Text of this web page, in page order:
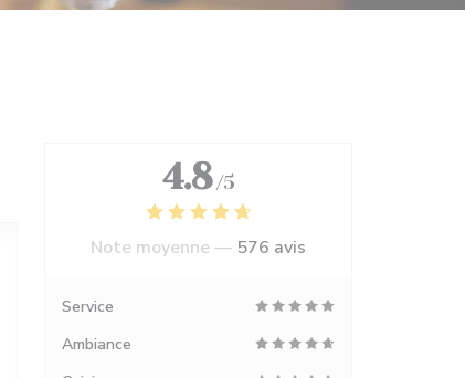
4.8 /5
Note moyenne — 576 avis
Service
Ambiance